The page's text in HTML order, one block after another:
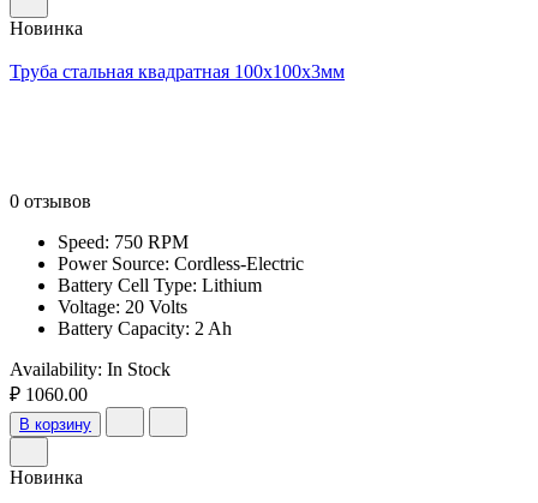
Новинка
Труба стальная квадратная 100х100х3мм
0 отзывов
Speed: 750 RPM
Power Source: Cordless-Electric
Battery Cell Type: Lithium
Voltage: 20 Volts
Battery Capacity: 2 Ah
Availability: In Stock
₽ 1060.00
В корзину
Новинка